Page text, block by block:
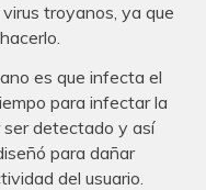
troyanos, ya que
es que infecta el
para infectar la
detectado y así
para dañar
del usuario.